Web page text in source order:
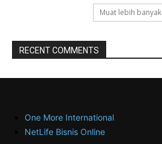
Muat lebih banyak
RECENT COMMENTS
One More International
NetLife Bisnis Online